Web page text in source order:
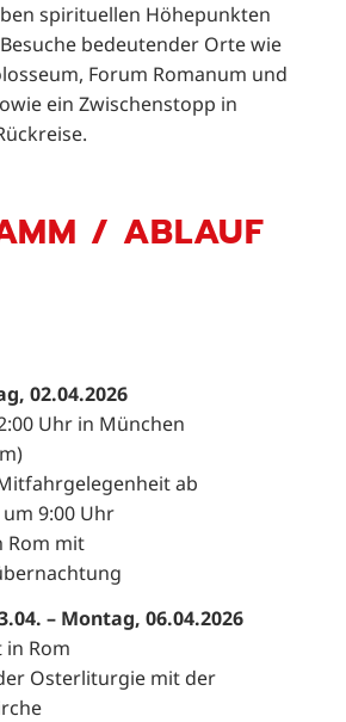
spirituellen Höhepunkten
bedeutender Orte wie
Forum Romanum und
ein Zwischenstopp in
/ ABLAUF
02.04.2026
Uhr in München
ab
9:00 Uhr
Rom mit
– Montag, 06.04.2026
Rom
Osterliturgie mit der